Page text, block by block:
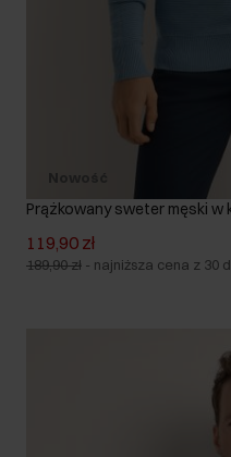
Prążkowany sweter męski w
119,90 zł
189,90 zł - najniższa cena z 30